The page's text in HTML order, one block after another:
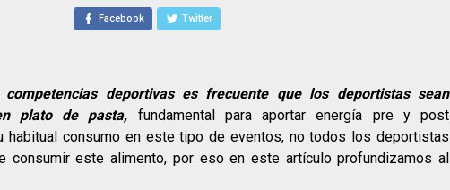
Facebook Twitter
deportivas es frecuente que los deportistas sean
plato de pasta, fundamental para aportar energía pre y post
habitual consumo en este tipo de eventos, no todos los deportistas
consumir este alimento, por eso en este artículo profundizamos al